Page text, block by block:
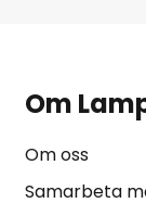
Om
Om oss
Samarbeta